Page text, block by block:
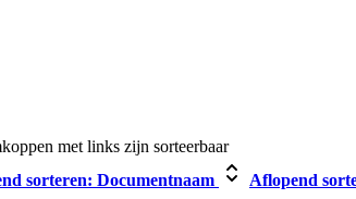
met links zijn sorteerbaar
sorteren: Documentnaam Aflopend